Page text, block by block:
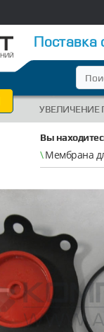
УВЕЛИЧЕНИЕ
Вы
\Мембрана